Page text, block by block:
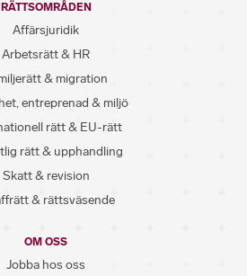
RÄTTSOMRÅDEN
Affärsjuridik
Arbetsrätt & HR
& migration
entreprenad & miljö
rätt & EU-rätt
rätt & upphandling
Skatt & revision
& rättsväsende
OM OSS
Jobba hos oss